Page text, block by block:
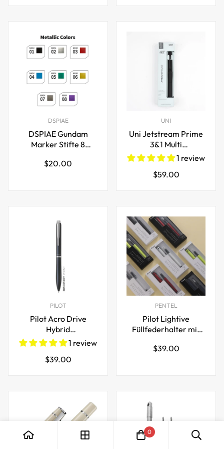
DSPIAE
DSPIAE Gundam
Marker Stifte 8
Pinselspitze
Regulärer
$20.00
UNI
Uni Jetstream Prime
3&1 Multi
Kugelschreiber
Mechanischer
Bleistift 0,7mm
1 review
Regulärer
$59.00
PILOT
Pilot Acro Drive
Hybrid
Kugelschreiber - 0,7
mm
1 review
Regulärer
$39.00
PENTEL
Pilot Lightive
Füllfederhalter mit
Regulärer
$39.00
0